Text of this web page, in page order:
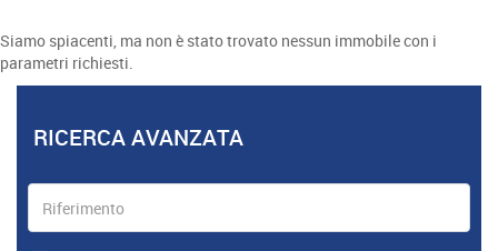
Siamo spiacenti, ma non è stato trovato nessun immobile con i
parametri richiesti.
RICERCA AVANZATA